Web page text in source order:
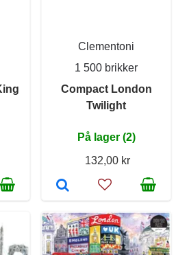
Clementoni
1 500 brikker
Compact London
Twilight
På lager (2)
132,00 kr